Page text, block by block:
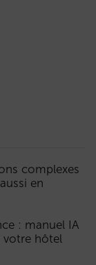
complexes
en
: manuel IA
votre hôtel